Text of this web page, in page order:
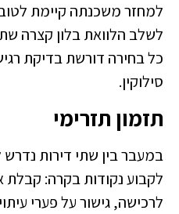
למחזר משכנתה קיימת
לשלב הלוואת בלון קצרה
כל בחירה דורשת בדיקת
סילוקין.
תזמון תזרימי
במעבר בין שתי דירות נדרש
לקבוע נקודות בקרה: קבלת
לרכישה, גישור על פערי